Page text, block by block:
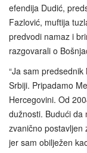
efendija Dudić,
Fazlović, muftija
predvodi namaz i
razgovarali o
“Ja sam
Srbiji. Pripadamo
Hercegovini. Od
dužnosti. Budući da
zvanično postavljen
jer sam obilježen